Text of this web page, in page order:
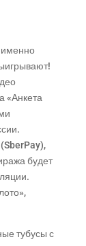
«Анкета
будет
тубусы с